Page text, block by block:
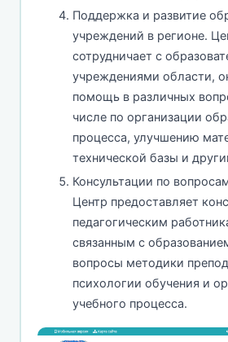
Поддержка и развитие
учреждений в регионе.
сотрудничает с
учреждениями области,
помощь в различных
числе по организации
процесса, улучшению
технической базы и
Консультации по
Центр предоставляет
педагогическим
связанным с
вопросы методики
психологии обучения и
учебного процесса.